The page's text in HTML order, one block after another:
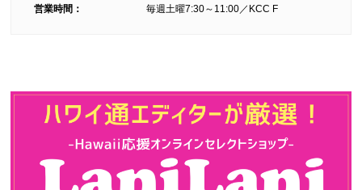
営業時間： 毎週土曜7:30～11:00／KCC F